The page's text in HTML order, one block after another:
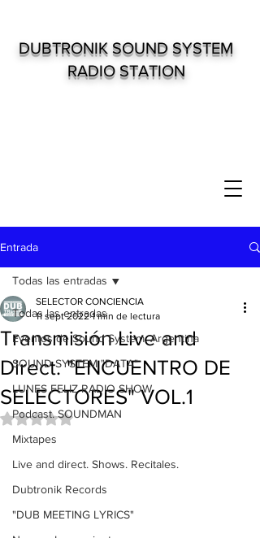
DUBTRONIK SOUND SYSTEM
RADIO STATION
Entrada
Todas las entradas
Eventos de Sound System. Argentina
SOUND SYSTEM "DATA"
LUNES FELIZ RADIO SHOW
Podcast. SOUNDMAN
Mixtapes
Live and direct. Shows. Recitales.
Dubtronik Records
"DUB MEETING LYRICS"
Todas las entradas
Transmisión Live and
Direct. "ENCUENTRO DE
SELECTORES" VOL.1
SELECTOR CONCIENCIA
11 sept 2022 1 min de lectura
Obtuvo NaN de 5 estrellas.